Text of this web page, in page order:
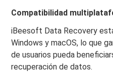
Compatibilidad
iBeesoft Data Recovery
Windows y macOS, lo que
de usuarios pueda
recuperación de datos.